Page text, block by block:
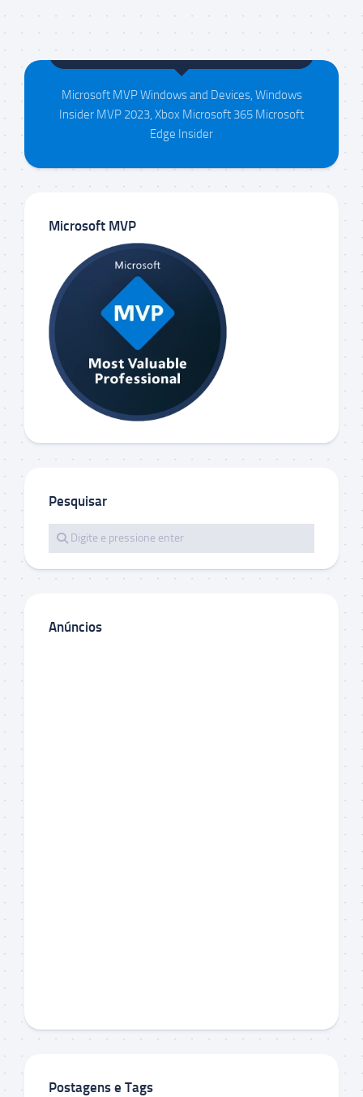
Maison da Silva
Microsoft MVP Windows and Devices, Windows
Insider MVP 2023, Xbox Microsoft 365 Microsoft
Edge Insider
Microsoft MVP
Pesquisar
Anúncios
Postagens e Tags